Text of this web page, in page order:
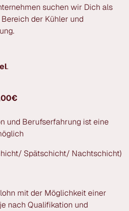
suchen wir Dich als
der Kühler und
.
und Berufserfahrung ist eine
Spätschicht/ Nachtschicht)
mit der Möglichkeit einer
nach Qualifikation und